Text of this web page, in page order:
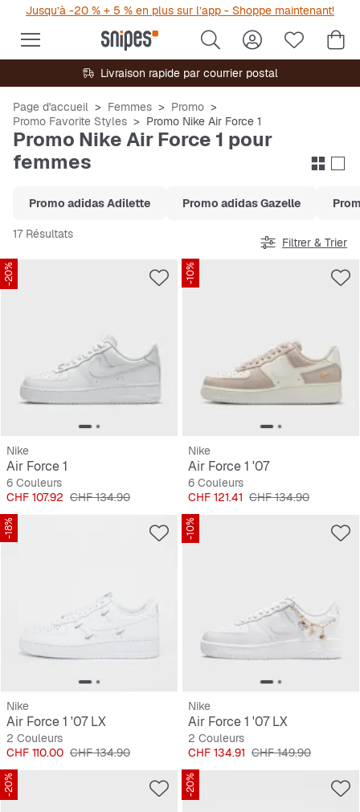
Jusqu’à -20 % + 5 % en plus sur l’app - Shoppe maintenant!
Livraison rapide par courrier postal
Page d'accueil Femmes
Promo
Promo Favorite Styles
Promo Nike Air Force 1
Promo Nike Air Force 1 pour
femmes
Promo adidas Adilette Promo adidas Gazelle
17 Résultats
Filtrer & Trier
-20%
Nike
Air Force 1
6 Couleurs
Prix
CHF 107.92 Prix original
CHF 134.90
-10%
Nike
Air Force 1 '07
6 Couleurs
Prix
CHF 121.41 Prix original
CHF 134.90
-18%
Nike
Air Force 1 '07 LX
2 Couleurs
Prix
CHF 110.00 Prix original
CHF 134.90
-10%
Nike
Air Force 1 '07 LX
2 Couleurs
Prix
CHF 134.91 Prix original
CHF 149.90
-20% -20%